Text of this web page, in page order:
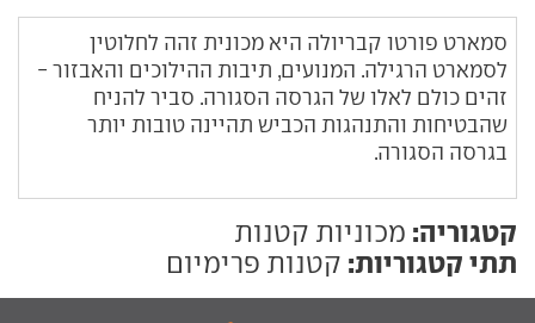
סמארט פורטו קבריולה היא מכונית זהה לחלוטין
לסמארט הרגילה. המנועים, תיבות ההילוכים והאבזור -
זהים כולם לאלו של הגרסה הסגורה. סביר להניח
שהבטיחות והתנהגות הכביש תהיינה טובות יותר
בגרסה הסגורה.
קטגוריה: מכוניות קטנות
תתי קטגוריות: קטנות פרימיום